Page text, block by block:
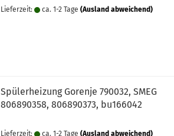
Lieferzeit: ca. 1-2 Tage (Ausland abweichend)
Spülerheizung Gorenje 790032, SMEG
806890358, 806890373, bu166042
Lieferzeit: ca. 1-2 Tage (Ausland abweichend)